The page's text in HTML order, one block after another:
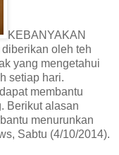
KEBANYAKAN
oleh teh
yang mengetahui
setiap hari.
membantu
Berikut alasan
menurunkan
Sabtu (4/10/2014).